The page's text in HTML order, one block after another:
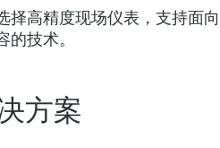
择高精度现场仪表，支持面
技术。
方案